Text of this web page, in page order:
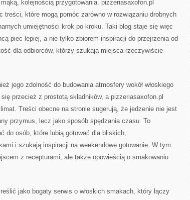
kolejnością przygotowania. pizzeriasaxofon.pl
treści, które mogą pomóc zarówno w rozwiązaniu drobnych
umiejętności krok po kroku. Taki blog staje się więc
piec lepiej, a nie tylko zbiorem inspiracji do przejrzenia od
dla odbiorców, którzy szukają miejsca rzeczywiście
jego zdolność do budowania atmosfery wokół włoskiego
przecież z prostotą składników, a pizzeriasaxofon.pl
Treści obecne na stronie sugerują, że jedzenie nie jest
przymus, lecz jako sposób spędzania czasu. To
do osób, które lubią gotować dla bliskich,
i szukają inspiracji na weekendowe gotowanie. W tym
z recepturami, ale także opowieścią o smakowaniu
jako bogaty serwis o włoskich smakach, który łączy